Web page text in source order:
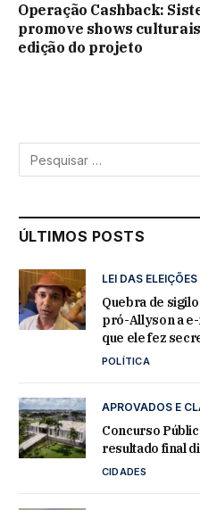
Operação Cashback:
promove shows
edição do projeto
ÚLTIMOS POSTS
LEI DAS ELEIÇÕES
Quebra de
pró-Allyson a
que ele fez
POLÍTICA
APROVADOS E
Concurso
resultado final
CIDADES